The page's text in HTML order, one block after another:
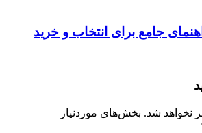
جامع برای انتخاب و خرید
نخواهد شد. بخش‌های موردنیاز